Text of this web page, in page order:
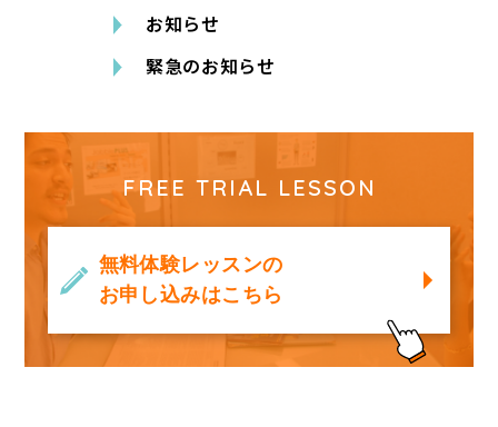
お知らせ
緊急のお知らせ
FREE TRIAL LESSON
無料体験レッスンの
お申し込みはこちら